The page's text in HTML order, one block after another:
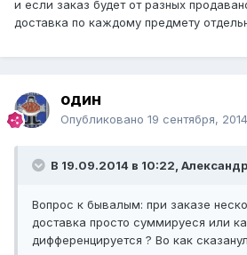
и если заказ будет от разных
доставка по каждому предмету
один
Опубликовано 19 сентября, 2014
В 19.09.2014 в 10:22,
Вопрос к бывалым: при заказе
доставка просто суммируеся или
дифференцируется ? Во как сказанул